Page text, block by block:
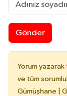
Gönder
Yorum yazarak
ve tüm
Gümüşhane |